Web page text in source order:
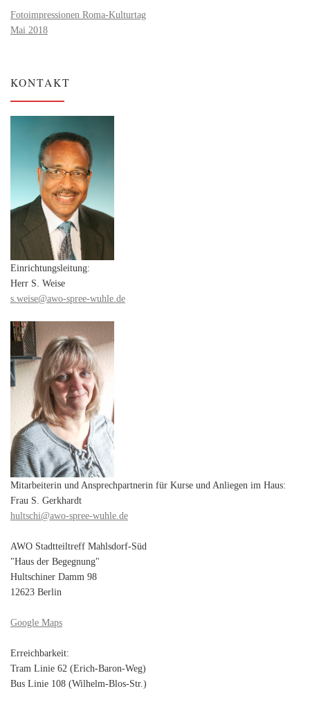
Fotoimpressionen Roma-Kulturtag
Mai 2018
KONTAKT
Einrichtungsleitung:
Herr S. Weise
s.weise@awo-spree-wuhle.de
Mitarbeiterin und Ansprechpartnerin für Kurse und Anliegen im Haus:
Frau S. Gerkhardt
hultschi@awo-spree-wuhle.de
AWO Stadtteiltreff Mahlsdorf-Süd
"Haus der Begegnung"
Hultschiner Damm 98
12623 Berlin
Google Maps
Erreichbarkeit:
Tram Linie 62 (Erich-Baron-Weg)
Bus Linie 108 (Wilhelm-Blos-Str.)